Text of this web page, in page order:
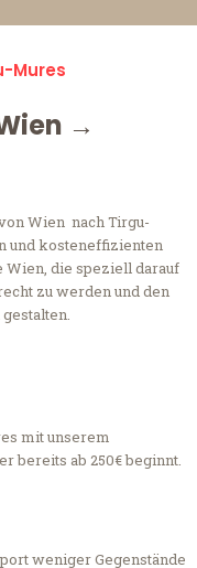
Mures
→
Wien nach Tirgu-
und kosteneffizienten
Wien, die speziell darauf
zu werden und den
mit unserem
bereits ab 250€ beginnt.
weniger Gegenstände